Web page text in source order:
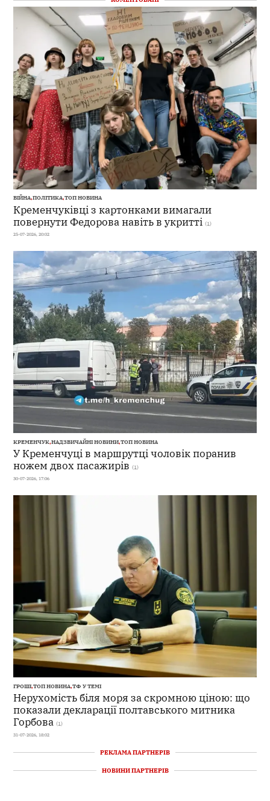
ВІЙНА,ПОЛІТИКА,ТОП НОВИНА
Кременчуківці з картонками вимагали
повернути Федорова навіть в укритті (1)
25-07-2026, 20:02
КРЕМЕНЧУК,НАДЗВИЧАЙНІ НОВИНИ,ТОП НОВИНА
У Кременчуці в маршрутці чоловік поранив
ножем двох пасажирів (1)
30-07-2026, 17:06
ГРОШІ,ТОП НОВИНА,ТФ У ТЕМІ
Нерухомість біля моря за скромною ціною: що
показали декларації полтавського митника
Горбова (1)
31-07-2026, 18:02
РЕКЛАМА ПАРТНЕРІВ
НОВИНИ ПАРТНЕРІВ